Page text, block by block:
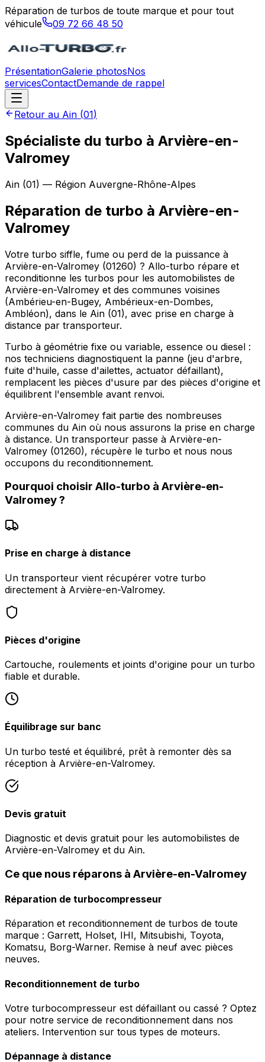
Réparation de turbos de toute marque et pour tout
véhicule
09 72 66 48 50
PrésentationGalerie photosNos
servicesContactDemande de rappel
Retour au Ain (01)
Spécialiste du turbo à Arvière-en-
Valromey
Ain (01) — Région Auvergne-Rhône-Alpes
Réparation de turbo à Arvière-en-
Valromey
Votre turbo siffle, fume ou perd de la puissance à
Arvière-en-Valromey (01260) ? Allo-turbo répare et
reconditionne les turbos pour les automobilistes de
Arvière-en-Valromey et des communes voisines
(Ambérieu-en-Bugey, Ambérieux-en-Dombes,
Ambléon), dans le Ain (01), avec prise en charge à
distance par transporteur.
Turbo à géométrie fixe ou variable, essence ou diesel :
nos techniciens diagnostiquent la panne (jeu d'arbre,
fuite d'huile, casse d'ailettes, actuator défaillant),
remplacent les pièces d'usure par des pièces d'origine et
équilibrent l'ensemble avant renvoi.
Arvière-en-Valromey fait partie des nombreuses
communes du Ain où nous assurons la prise en charge
à distance. Un transporteur passe à Arvière-en-
Valromey (01260), récupère le turbo et nous nous
occupons du reconditionnement.
Pourquoi choisir Allo-turbo à Arvière-en-
Valromey?
Prise en charge à distance
Un transporteur vient récupérer votre turbo
directement à Arvière-en-Valromey.
Pièces d'origine
Cartouche, roulements et joints d'origine pour un turbo
fiable et durable.
Équilibrage sur banc
Un turbo testé et équilibré, prêt à remonter dès sa
réception à Arvière-en-Valromey.
Devis gratuit
Diagnostic et devis gratuit pour les automobilistes de
Arvière-en-Valromey et du Ain.
Ce que nous réparons à Arvière-en-Valromey
Réparation de turbocompresseur
Réparation et reconditionnement de turbos de toute
marque : Garrett, Holset, IHI, Mitsubishi, Toyota,
Komatsu, Borg-Warner. Remise à neuf avec pièces
neuves.
Reconditionnement de turbo
Votre turbocompresseur est défaillant ou cassé ? Optez
pour notre service de reconditionnement dans nos
ateliers. Intervention sur tous types de moteurs.
Dépannage à distance